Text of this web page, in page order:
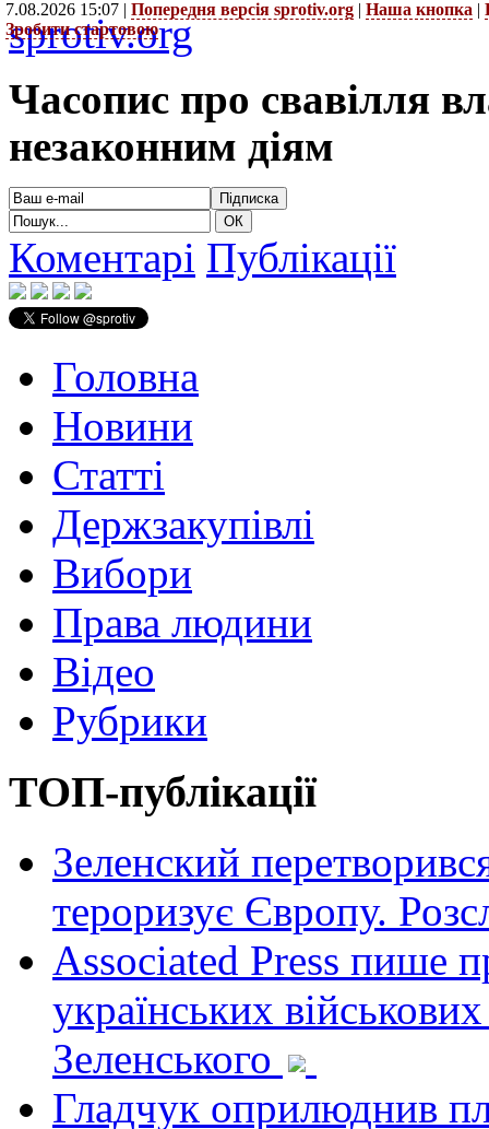
7.08.2026 15:07 | Попередня версія sprotiv.org | Наша кнопка |
Зробити стартовою
sprotiv.org
Часопис про свавілля
незаконним діям
Коментарі Публікації
Головна
Новини
Статті
Держзакупівлі
Вибори
Права людини
Відео
Рубрики
ТОП-публікації
Зеленский
тероризує Європу.
Associated Press пише
українських
Зеленського
Гладчук оприлюднив